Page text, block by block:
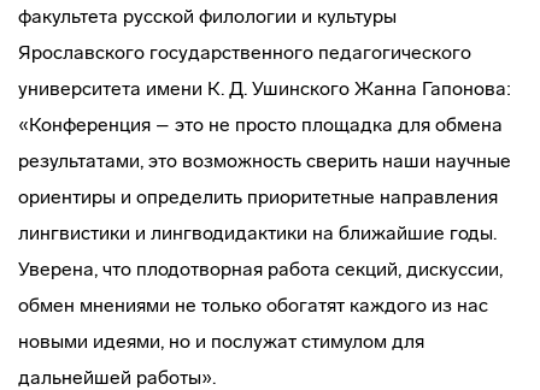
факультета русской филологии и культуры
Ярославского государственного педагогического
университета имени К. Д. Ушинского Жанна Гапонова:
«Конференция – это не просто площадка для обмена
результатами, это возможность сверить наши научные
ориентиры и определить приоритетные направления
лингвистики и лингводидактики на ближайшие годы.
Уверена, что плодотворная работа секций, дискуссии,
обмен мнениями не только обогатят каждого из нас
новыми идеями, но и послужат стимулом для
дальнейшей работы».